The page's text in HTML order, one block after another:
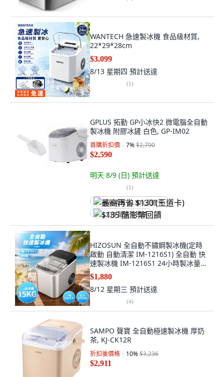
WANTECH 急速製冰機 食品級材質,
22*29*28cm
$3,099
8/13 星期四 預計送達
(1)
GPLUS 拓勤 GP小冰快2 微電腦全自動
製冰機 附膠冰鏟 白色, GP-IM02
首購折扣價 7%$2,790
$2,590
明天 8/9 (日) 預計送達
(1)
最高再省 $130 (王道卡)
$135 酷澎幣回饋
HIZOSUN 全自動不鏽鋼製冰機(定時
啟動 自動清潔 IM-1216S1) 全自動 快
速製冰機 IM-1216S1 24小時製冰量
15KG 自動清潔, IM-1216S1
$1,880
8/12 星期三 預計送達
(4)
SAMPO 聲寶 全自動極速製冰機 厚奶
茶, KJ-CK12R
折扣後價格 10%$3,236
$2,911